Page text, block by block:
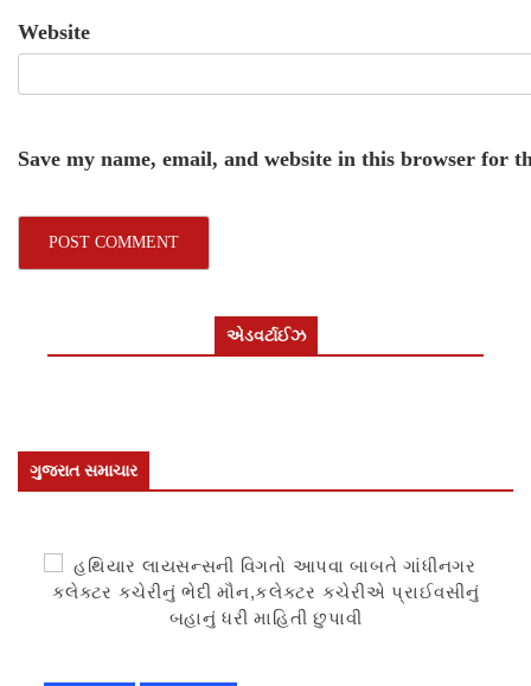
Website
Save my name, email, and website in this browser for
એડવર્ટાઈઝ
ગુજરાત સમાચાર